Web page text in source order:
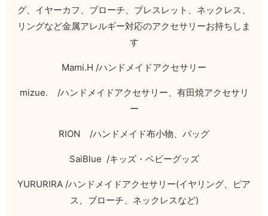
グ、イヤーカフ、ブローチ、ブレスレット、ネックレス、
リングなど金属アレルギー対応のアクセサリーお持ちしま
す
Mami.H /ハンドメイドアクセサリー
mizue. /ハンドメイドアクセサリー、有田焼アクセサリ
ー
RION /ハンドメイド布小物、バッグ
SaiBlue /キッズ・ベビーグッズ
YURURIRA /ハンドメイドアクセサリー(イヤリング、ピア
ス、ブローチ、ネックレスなど)